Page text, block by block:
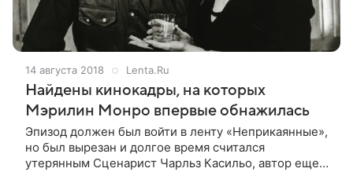
14 августа 2018 Lenta.Ru
Найдены кинокадры, на которых
Мэрилин Монро впервые обнажилась
Эпизод должен был войти в ленту «Неприкаянные»,
но был вырезан и долгое время считался
утерянным Сценарист Чарльз Касильо, автор еще